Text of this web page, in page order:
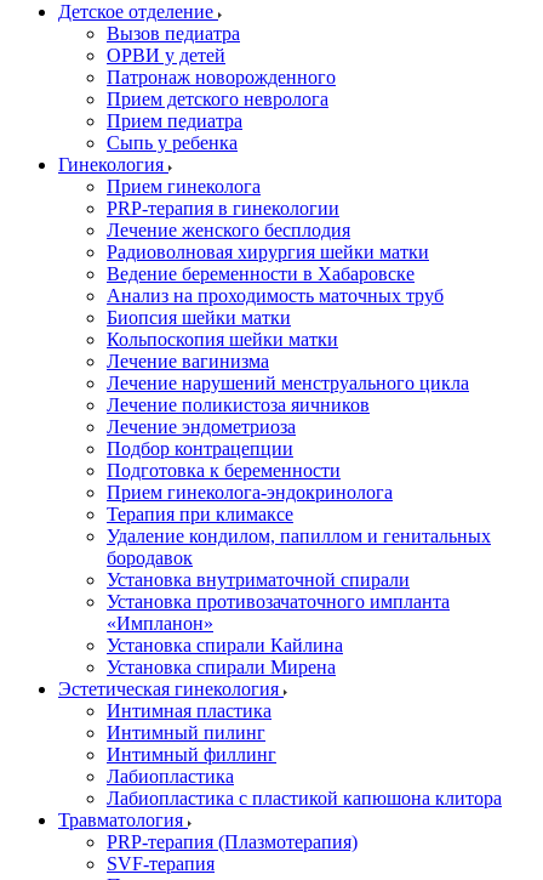
Детское отделение
Вызов педиатра
ОРВИ у детей
Патронаж новорожденного
Прием детского невролога
Прием педиатра
Сыпь у ребенка
Гинекология
Прием гинеколога
PRP-терапия в гинекологии
Лечение женского бесплодия
Радиоволновая хирургия шейки матки
Ведение беременности в Хабаровске
Анализ на проходимость маточных труб
Биопсия шейки матки
Кольпоскопия шейки матки
Лечение вагинизма
Лечение нарушений менструального цикла
Лечение поликистоза яичников
Лечение эндометриоза
Подбор контрацепции
Подготовка к беременности
Прием гинеколога-эндокринолога
Терапия при климаксе
Удаление кондилом, папиллом и генитальных
бородавок
Установка внутриматочной спирали
Установка противозачаточного импланта
«Импланон»
Установка спирали Кайлина
Установка спирали Мирена
Эстетическая гинекология
Интимная пластика
Интимный пилинг
Интимный филлинг
Лабиопластика
Лабиопластика с пластикой капюшона клитора
Травматология
PRP-терапия (Плазмотерапия)
SVF-терапия